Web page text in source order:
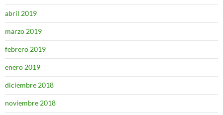
abril 2019
marzo 2019
febrero 2019
enero 2019
diciembre 2018
noviembre 2018